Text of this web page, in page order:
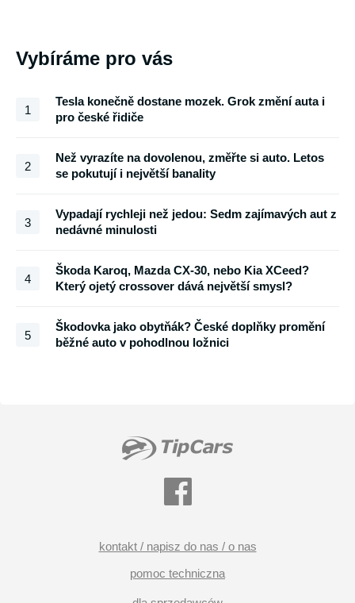
Vybíráme pro vás
1
Tesla konečně dostane mozek. Grok změní auta i
pro české řidiče
2
Než vyrazíte na dovolenou, změřte si auto. Letos
se pokutují i největší banality
3
Vypadají rychleji než jedou: Sedm zajímavých aut z
nedávné minulosti
4
Škoda Karoq, Mazda CX-30, nebo Kia XCeed?
Který ojetý crossover dává největší smysl?
5
Škodovka jako obytňák? České doplňky promění
běžné auto v pohodlnou ložnici
kontakt / napisz do nas / o nas
pomoc techniczna